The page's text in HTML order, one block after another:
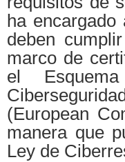
ha
deben
marco de
el
(European
manera que
Ley de